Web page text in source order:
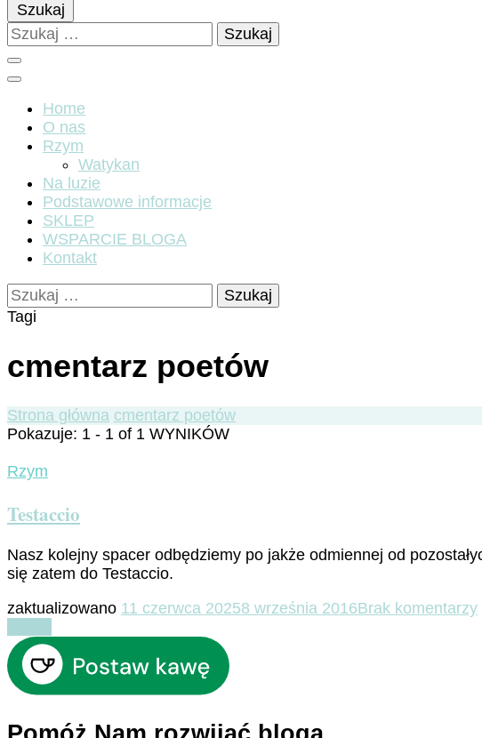
Szukaj
Szukaj:
Home
O nas
Rzym
Watykan
Na luzie
Podstawowe informacje
SKLEP
WSPARCIE BLOGA
Kontakt
Szukaj:
Tagi
cmentarz poetów
Strona główna cmentarz poetów
Pokazuje: 1 - 1 of 1 WYNIKÓW
Rzym
Testaccio
Nasz kolejny spacer odbędziemy po jakże odmiennej od
się zatem do Testaccio.
zaktualizowano 11 czerwca 20258 września 2016Brak komentarzy